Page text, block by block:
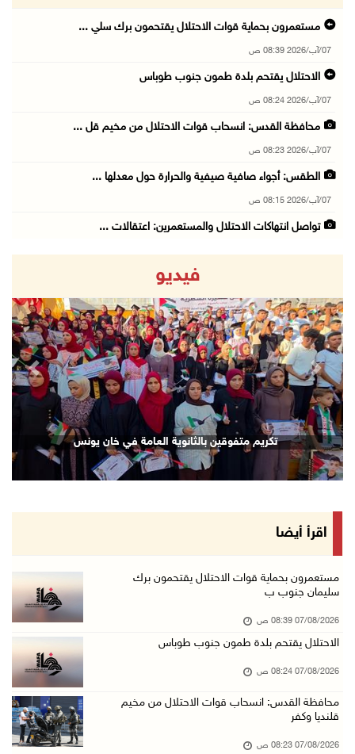
مستعمرون بحماية قوات الاحتلال يقتحمون برك سلي ...
07/آب/2026 08:39 ص
الاحتلال يقتحم بلدة طمون جنوب طوباس
07/آب/2026 08:24 ص
محافظة القدس: انسحاب قوات الاحتلال من مخيم قل ...
07/آب/2026 08:23 ص
الطقس: أجواء صافية صيفية والحرارة حول معدلها ...
07/آب/2026 08:15 ص
تواصل انتهاكات الاحتلال والمستعمرين: اعتقالات ...
الاحتلال يخطر باقتلاع أشجار من 310 دونمات وال ...
06/آب/2026 11:14 م
قوات الاحتلال تقتحم يعبد جنوب غرب جنين
06/آب/2026 10:49 م
48 إصابة منذ بدء عدوان الاحتلال على مخيم قلند ...
06/آب/2026 10:45 م
الاحتلال يعتقل شابين من المغير
06/آب/2026 10:27 م
وزير الداخلية يبحث مع مكافحة المخدرات الدولي ...
رئيس بلدية الخليل يطلع وفدا أميركيا على تطورا ...
06/آب/2026 09:17 م
إصابة مسن بجروح ورضوض إثر اعتداء جيش الاحتلال ...
ورشة توصي بخطة عاجلة لاستعادة التعليم الوجاهي ...
06/آب/2026 09:08 م
الرئيس يستقبل مجلس بلدية رام الله ويشدد على د ...
06/آب/2026 08:36 م
فيديو
تكريم متفوقين بالثانوية العامة في خان يونس
Next
اقرأ أيضا
مستعمرون بحماية قوات الاحتلال يقتحمون برك
سليمان جنوب ب
07/08/2026 08:39 ص
الاحتلال يقتحم بلدة طمون جنوب طوباس
07/08/2026 08:24 ص
محافظة القدس: انسحاب قوات الاحتلال من مخيم
قلنديا وكفر
07/08/2026 08:23 ص